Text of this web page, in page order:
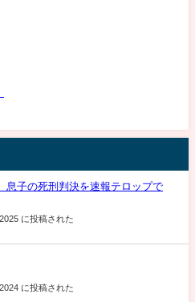
息子の死刑判決を速報テロップで
に投稿された
に投稿された